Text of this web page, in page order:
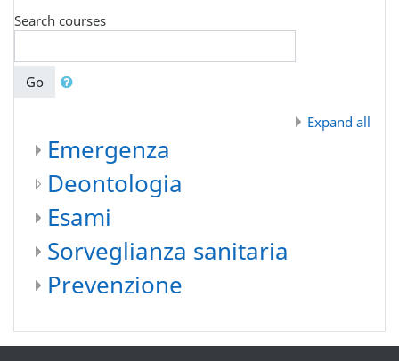
Search courses
Go
Expand all
Emergenza
Deontologia
Esami
Sorveglianza sanitaria
Prevenzione